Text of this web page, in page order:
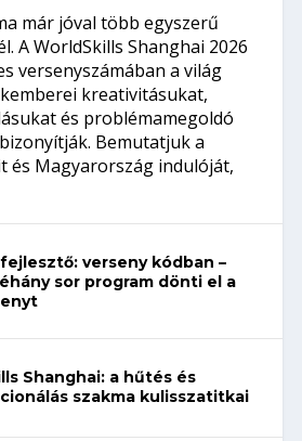
már jóval több egyszerű
A WorldSkills Shanghai 2026
versenyszámában a világ
kreativitásukat,
és problémamegoldó
Bemutatjuk a
és Magyarország indulóját,
verseny kódban –
sor program dönti el a
Shanghai: a hűtés és
szakma kulisszatitkai